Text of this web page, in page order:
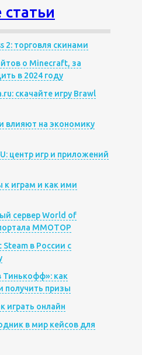
2: торговля скинами
о Minecraft, за
в 2024 году
скачайте игру Brawl
влияют на экономику
центр игр и приложений
играм и как ими
сервер World of
MMOTOP
в России с
Тинькофф»: как
получить призы
играть онлайн
в мир кейсов для